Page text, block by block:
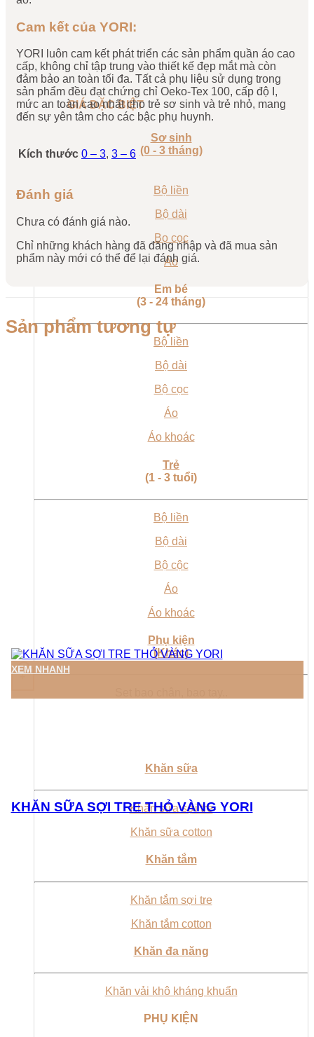
GIÁ ĐẶC BIỆT
Sơ sinh
(0 - 3 tháng)
Bộ liền
Bộ dài
Bọ cọc
Áo
Em bé
(3 - 24 tháng)
Bộ liền
Bộ dài
Bộ cọc
Áo
Áo khoác
Trẻ
(1 - 3 tuổi)
Bộ liền
Bộ dài
Bộ cộc
Áo
Áo khoác
Phụ kiện
(Khác)
Khăn sữa
Khăn sữa sợi tre
Khăn sữa cotton
Khăn tắm
Khăn tắm sợi tre
Khăn tắm cotton
Khăn đa năng
Khăn vải khô kháng khuẩn
PHỤ KIỆN
Cam kết của YORI:
YORI luôn cam kết phát triển các sản phẩm quần áo cao
cấp, không chỉ tập trung vào thiết kế đẹp mắt mà còn
đảm bảo an toàn tối đa. Tất cả phụ liệu sử dụng trong
sản phẩm đều đạt chứng chỉ Oeko-Tex 100, cấp độ I,
mức an toàn cao nhất cho trẻ sơ sinh và trẻ nhỏ, mang
đến sự yên tâm cho các bậc phụ huynh.
Kích thước 0 – 3, 3 – 6
Đánh giá
Chưa có đánh giá nào.
Chỉ những khách hàng đã đăng nhập và đã mua sản
phẩm này mới có thể để lại đánh giá.
Sản phẩm tương tự
+
XEM NHANH
KHĂN SỮA SỢI TRE THỎ VÀNG YORI